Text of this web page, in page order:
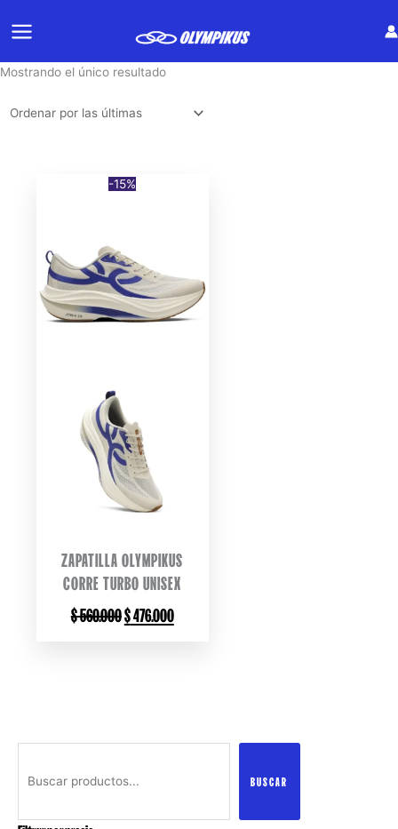
BUSCAR
Mostrando el único resultado
-15%
ZAPATILLA OLYMPIKUS
CORRE TURBO UNISEX
$560.000ORIGINAL
$476.000CURRENT